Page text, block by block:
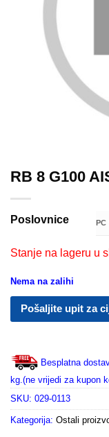
RB 8 G100
Poslovnice PC
Stanje na lageru u
Nema na zalihi
Pošaljite upit za
Besplatna
kg.(ne vrijedi za kupon
SKU: 029-0113
Kategorija: Ostali